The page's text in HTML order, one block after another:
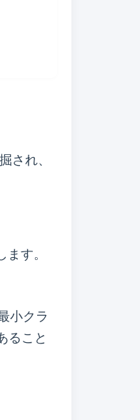
され、
す。
小クラ
ること